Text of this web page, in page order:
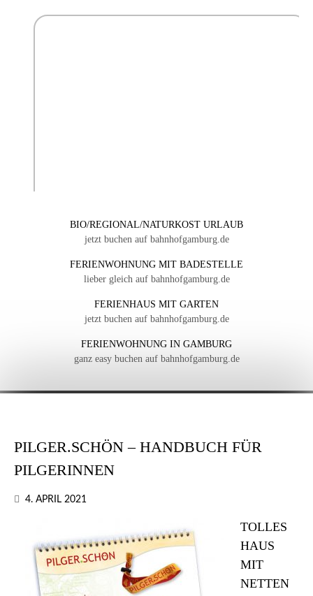
BIO/REGIONAL/NATURKOST URLAUB
jetzt buchen auf bahnhofgamburg.de
FERIENWOHNUNG MIT BADESTELLE
lieber gleich auf bahnhofgamburg.de
FERIENHAUS MIT GARTEN
jetzt buchen auf bahnhofgamburg.de
FERIENWOHNUNG IN GAMBURG
ganz easy buchen auf bahnhofgamburg.de
PILGER.SCHÖN – HANDBUCH FÜR
PILGERINNEN
4. APRIL 2021
TOLLES
HAUS
MIT
NETTEN